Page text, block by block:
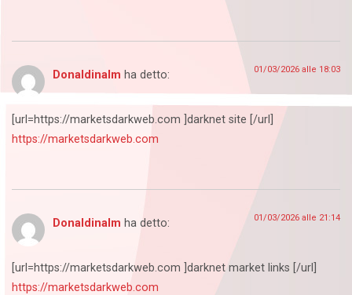
Donaldinalm ha detto: 01/03/2026 alle 18:03
[url=https://marketsdarkweb.com ]darknet site [/url]
https://marketsdarkweb.com
Donaldinalm ha detto: 01/03/2026 alle 21:14
[url=https://marketsdarkweb.com ]darknet market links [/url]
https://marketsdarkweb.com